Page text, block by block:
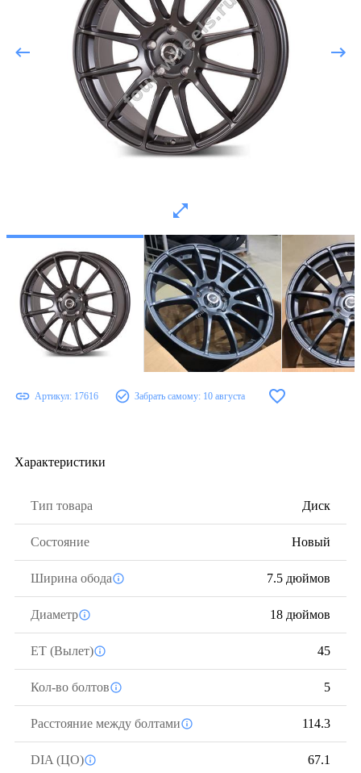
Артикул: 17616 Забрать самому: 10 августа
Характеристики
Тип товара Диск
Состояние Новый
Ширина обода 7.5 дюймов
Диаметр 18 дюймов
ЕТ (Вылет) 45
Кол-во болтов 5
Расстояние между болтами 114.3
DIA (ЦО) 67.1